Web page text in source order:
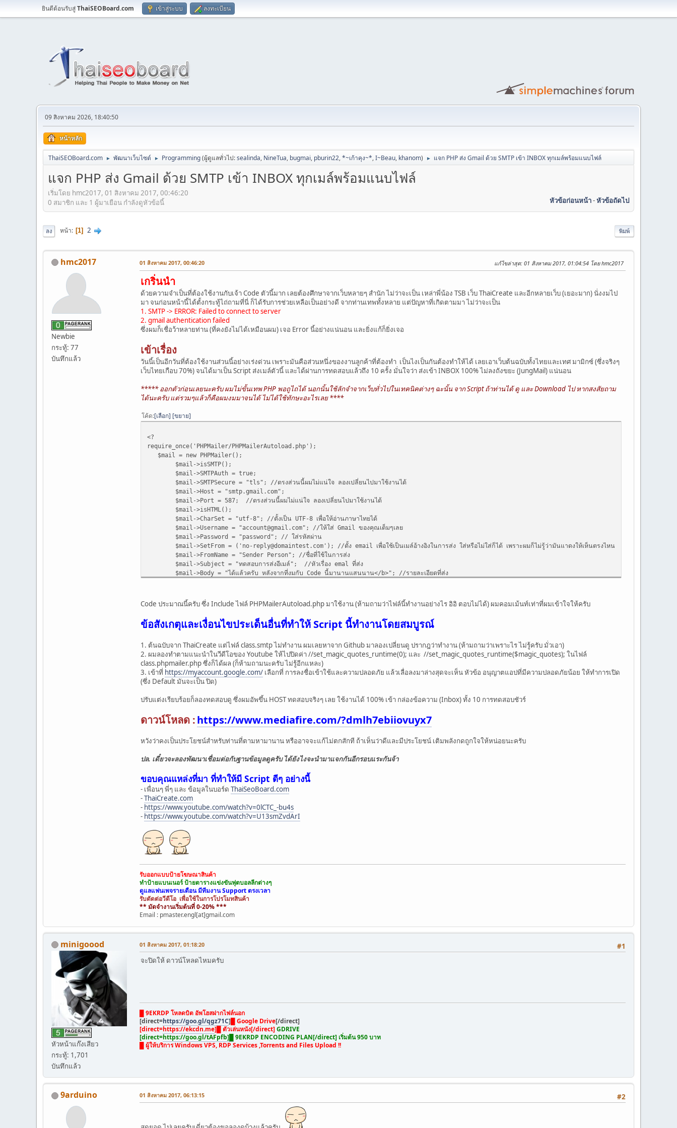
ยินดีต้อนรับสู่ThaiSEOBoard.com เข้าสู่ระบบ ลงทะเบียน
09 สิงหาคม 2026, 18:40:50
หน้าหลัก
ThaiSEOBoard.com ► พัฒนาเว็บไซต์ ► Programming(ผู้ดูแลทั่วไป:sealinda, NineTua, bugmai, pburin22,*~เก้าคุง~*,I~Beau, khanom) ► แจก PHP ส่ง Gmail ด้วย SMTP เข้า INBOX ทุกเมล์พร้อมแนบไฟล์
แจก PHP ส่ง Gmail ด้วย SMTP เข้า INBOX ทุกเมล์พร้อมแนบไฟล์
เริ่มโดย hmc2017, 01 สิงหาคม 2017, 00:46:20
หัวข้อก่อนหน้า-หัวข้อถัดไป
0 สมาชิก และ 1 ผู้มาเยือน กำลังดูหัวข้อนี้
พิมพ์
ลง หน้า 1 2
hmc2017
Newbie
กระทู้: 77
บันทึกแล้ว
01 สิงหาคม 2017, 00:46:20 แก้ไขล่าสุด: 01 สิงหาคม 2017, 01:04:54 โดย hmc2017
เกริ่นนำ
ด้วยความจำเป็นที่ต้องใช้งานกับเจ้า Code ตัวนี้มาก เลยต้องศึกษาจากเว็บหลายๆ สำนัก ไม่ว่าจะเป็น เหล่าพี่น้อง TSB เว็บ ThaiCreate และอีกหลายเว็บ (เยอะมาก) นั่งงมไป
มา จนก่อนหน้านี้ได้ตั้งกระทู้ไถ่ถามที่นี่ ก็ได้รับการช่วยเหลือเป็นอย่างดี จากท่านเทพทั้งหลาย แต่ปัญหาที่เกิดตามมา ไม่ว่าจะเป็น
1. SMTP -> ERROR: Failed to connect to server
2. gmail authentication failed
ซึ่งผมก็เชื่อว้าหลายท่าน (ที่คงยังไม่ได้เหมือนผม) เจอ Error นี้อย่างแน่นอน และยิ่งแก้ก็ยิ่งเจอ
เข้าเรื่อง
วันนี้เป็นอีกวันที่ต้องใช้งานส่วนนี้อย่างเร่งด่วน เพราะมันคือส่วนหนึ่งของงานลูกค้าที่ต้องทำ เป็นไงเป็นกันต้องทำให้ได้ เลยเอาเว็บต้นฉบับทั้งไทยและเทศ มามิกซ์ (ซึ่งจริงๆ
เว็บไทยเกือบ 70%) จนได้มาเป็น Script ส่งเมล์ตัวนี้ และได้ผ่านการทดสอบแล้วถึง 10 ครั้ง มั่นใจว่า ส่งเข้า INBOX 100% ไม่ลงถังขยะ (JungMail) แน่นอน
***** ออกตัวก่อนเลยนะครับ ผมไม่ขั้นเทพ PHP พอถูไถได้ นอกนั้นใช้ลักจำจากเว็บทั่วไปในเทคนิคต่างๆ ฉะนั้น จาก Script ถ้าท่านได้ ดู และ Download ไป หากสงสัยถาม
ได้นะครับ แต่รวมๆแล้วก็คือผมงมมาจนได้ ไม่ได้ใช้ทักษะอะไรเลย ****
โค้ด เลือก ขยาย
<?
require_once('PHPMailer/PHPMailerAutoload.php');
$mail = new PHPMailer();
$mail->isSMTP();
$mail->SMTPAuth = true;
$mail->SMTPSecure = "tls"; //ตรงส่วนนี้ผมไม่แน่ใจ ลองเปลี่ยนไปมาใช้งานได้
$mail->Host = "smtp.gmail.com";
$mail->Port = 587; //ตรงส่วนนี้ผมไม่แน่ใจ ลองเปลี่ยนไปมาใช้งานได้
$mail->isHTML();
$mail->CharSet = "utf-8"; //ตั้งเป็น UTF-8 เพื่อให้อ่านภาษาไทยได้
$mail->Username = "account@gmail.com"; //ให้ใส่ Gmail ของคุณเต็มๆเลย
$mail->Password = "password"; // ใส่รหัสผ่าน
$mail->SetFrom = (' no-reply@domaintest.com '); //ตั้ง email เพื่อใช้เป็นเมล์อ้างอิงในการส่ง ใส่หรือไม่ใส่ก็ได้ เพราะผมก็ไม่รู้ว่ามันแาดงให้เห็นตรงไหน
$mail->FromName = "Sender Person"; //ชื่อที่ใช้ในการส่ง
$mail->Subject = "ทดสอบการส่งอีเมล์"; //หัวเรื่อง emal ที่ส่ง
$mail->Body = "ได้แล้วครับ หลังจากที่งมกับ Code นี้มานานแสนนาน</b>"; //รายละเอียดที่ส่ง
//ส่วนของการแนบไฟล์ ซึ่งทดสอบแล้วแนบได้จริงทั้งไฟล์ .rar , .jpg , png ซึ่งคงมีหลายนามสกุลที่แนบได้
$mail->AddAttachment("files/1.rar");
$mail->AddAttachment("files/2.rar");
$mail->AddAttachment("files/1.jpg");
//ตรวจสอบว่าส่งผ่านหรือไม่
if ($mail->Send()){
echo "ข้อความของคุณได้ส่งพร้อมไฟล์แนบแล้วจ้า";
echo "การส่งไม่สำเร็จ";
?>
Code ประมาณนี้ครับ ซึ่ง Include ไฟล์ PHPMailerAutoload.php มาใช้งาน (ห้ามถามว่าไฟล์นี้ทำงานอย่างไร อิอิ ตอบไม่ได้) ผมคอมเม้นท์เท่าที่ผมเข้าใจให้ครับ
ข้อสังเกตุและเงื่อนไขประเด็นอื่นที่ทำให้ Script นี้ทำงานโดยสมบูรณ์
1. ต้นฉบับจาก ThaiCreate แต่ไฟล์ class.smtp ไม่ทำงาน ผมเลยหาจาก Github มาลองเปลี่ยนดู ปรากฎว่าทำงาน (ห้ามถามว่าเพราะไร ไม่รู้ครับ มั่วเอา)
2. ผมลองทำตามแนะนำในวีดีโอของ Youtube ให้ไปปิดค่า //set_magic_quotes_runtime(0); และ //set_magic_quotes_runtime($magic_quotes); ในไฟล์
class.phpmailer.php ซึ่งก็ได้ผล (ก็ห้ามถามนะครับ ไม่รู้อีกแหละ)
3. เข้าที่ https://myaccount.google.com/ เลือกที่ การลงชื่อเข้าใช้และความปลอดภัย แล้วเลื่อลงมาล่างสุดจะเห็น หัวข้อ อนุญาตแอปที่มีความปลอดภัยน้อย ให้ทำการเปิด
(ซึ่ง Default มันจะเป็น ปิด)
ปรับแต่งเรียบร้อยก็ลองทดสอบดู ซึ่งผมอัพขึ้น HOST ทดสอบจริงๆ เลย ใช้งานได้ 100% เข้า กล่องข้อความ (Inbox) ทั้ง 10 การทดสอบชัวร์
ดาวน์โหลด :https://www.mediafire.com/?dmlh7ebiiovuyx7
หวังว่าคงเป็นประโยชน์สำหรับท่านที่ตามหามานาน หรืออาจจะแก้ไม่ตกสักที ถ้าเห็นว่าดีและมีประโยชน์ เติมพลังกดถูกใจให้หน่อยนะครับ
ปล. เดี๋ยวจะลองพัฒนาเชื่อมต่อกับฐานข้อมูลดูครับ ได้ยังไงจะนำมาแจกกันอีกรอบแระกันจ้า
ขอบคุณแหล่งที่มา ที่ทำให้มี Script ดีๆ อย่างนี้
- เพื่อนๆ พี่ๆ และ ข้อมูลในบอร์ด ThaiSeoBoard.com
-ThaiCreate.com
- https://www.youtube.com/watch?v=0lCTC_-bu4s
- https://www.youtube.com/watch?v=U13smZvdArI
รับออกแบบป้ายโฆษณาสินค้า
ทำป้ายแบนเนอร์ ป้ายตารางแข่งขันฟุตบอลลีกต่างๆ
ดูแลแฟนเพจรายเดือน มีทีมงาน Support ตรงเวลา
รับตัดต่อวีดีโอ เพื่อใช้ในการโปรโมทสินค้า
** มัดจำงานเริ่มต้นที่ 0-20% ***
Email : pmaster.engl[at]gmail.com
minigoood
หัวหน้าแก๊งเสียว
กระทู้: 1,701
บันทึกแล้ว
#1
01 สิงหาคม 2017, 01:18:20
จะปิดให้ ดาวน์โหลดไหมครับ
█ 9EKRDP โหลดบิต อัพโฮสฝากไฟล์นอก
[direct=https://goo.gl/qgz71C] █ Google Drive[/direct]
[direct=https://ekcdn.me]█ ตัวเล่นหนัง[/direct]GDRIVE
[direct=https://goo.gl/tAFpfb]█ 9EKRDP ENCODING PLAN[/direct] เริ่มต้น 950 บาท
█ ผู้ให้บริการ Windows VPS, RDP Services ,Torrents and Files Upload !!
9arduino #2
01 สิงหาคม 2017, 06:13:15